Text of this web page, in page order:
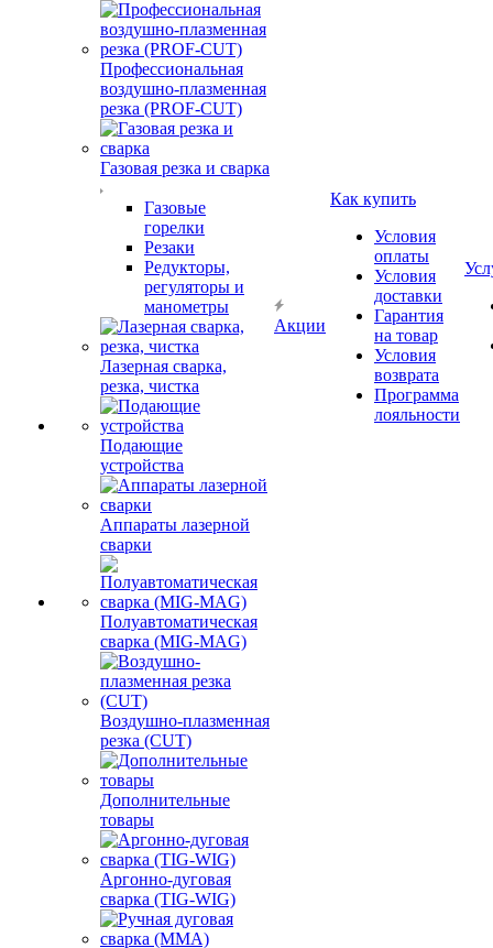
Профессиональная
воздушно-плазменная
резка (PROF-CUT)
Газовая резка и сварка
Газовые
горелки
Резаки
Редукторы,
регуляторы и
манометры
Лазерная сварка,
резка, чистка
Подающие
устройства
Аппараты лазерной
сварки
Полуавтоматическая
сварка (MIG-MAG)
Воздушно-плазменная
резка (CUT)
Дополнительные
товары
Аргонно-дуговая
сварка (TIG-WIG)
Акции
Как купить
Условия
оплаты
Условия
доставки
Гарантия
на товар
Условия
возврата
Программа
лояльности